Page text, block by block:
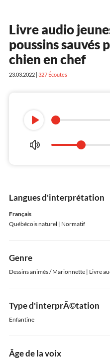
Livre audio
poussins sauvés
chien en chef
23.03.2022 | 327Écoutes
Langues d'interprétation
Français
Québécois naturel | Normatif
Genre
Dessins animés / Marionnette | Livre
Type d'interprÃ©tation
Enfantine
Âge de la voix